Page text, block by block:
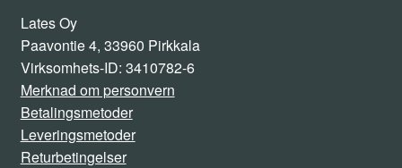
Lates Oy
Paavontie 4, 33960 Pirkkala
Virksomhets-ID: 3410782-6
Merknad om personvern
Betalingsmetoder
Leveringsmetoder
Returbetingelser